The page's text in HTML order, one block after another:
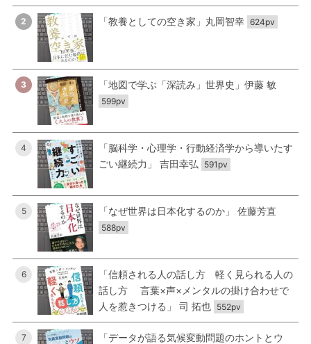
2 「教養としての空き家」丸岡智幸 624pv
3 「地図で学ぶ「深読み」世界史」伊藤 敏
599pv
4
「脳科学・心理学・行動経済学から導いたす
ごい継続力」 吉田幸弘
591pv
5 「なぜ世界は日本化するのか」 佐藤芳直
588pv
6
「信頼される人の話し方 軽く見られる人の
話し方 言葉×声×メンタルの掛け合わせで
人を惹きつける」 司 拓也 552pv
7
「データが語る気候変動問題のホントとウ